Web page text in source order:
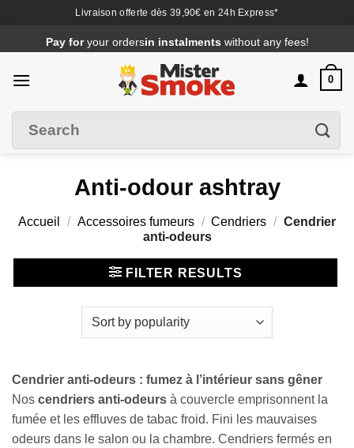
Livraison offerte dès 39,90€ en 24h Express*
au
contenu
Pay foryour ordersin instalments without any fees!
0
Anti-odour ashtray
Accueil / Accessoires fumeurs / Cendriers / Cendrier
anti-odeurs
FILTER RESULTS
Cendrier anti-odeurs : fumez à l’intérieur sans gêner
Nos cendriers anti-odeurs à couvercle emprisonnent la
fumée et les effluves de tabac froid. Fini les mauvaises
odeurs dans le salon ou la chambre. Cendriers fermés en